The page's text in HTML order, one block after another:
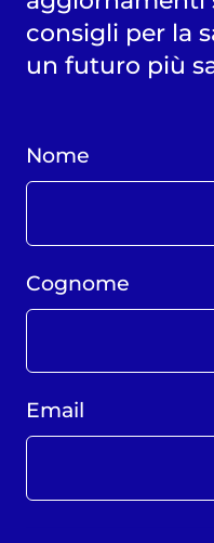
consigli per la
un futuro più
Nome
Cognome
Email